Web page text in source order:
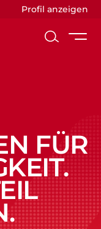
Profil anzeigen
FÜR